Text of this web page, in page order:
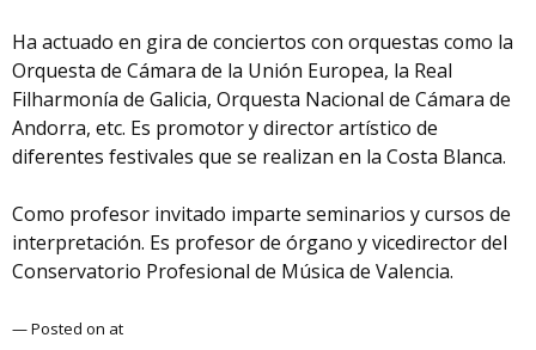
Ha actuado en gira de conciertos con orquestas como la
Orquesta de Cámara de la Unión Europea, la Real
Filharmonía de Galicia, Orquesta Nacional de Cámara de
Andorra, etc. Es promotor y director artístico de
diferentes festivales que se realizan en la Costa Blanca.
Como profesor invitado imparte seminarios y cursos de
interpretación. Es profesor de órgano y vicedirector del
Conservatorio Profesional de Música de Valencia.
— Posted on at